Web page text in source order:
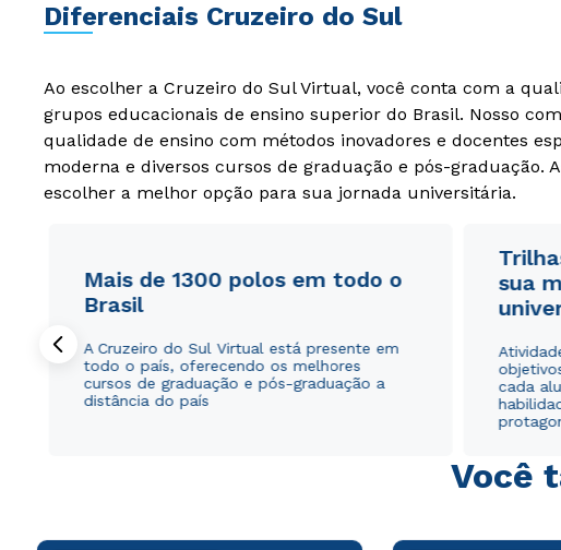
Diferenciais Cruzeiro do Sul
Ao escolher a Cruzeiro do Sul Virtual, você conta com a
grupos educacionais de ensino superior do Brasil. Nosso
qualidade de ensino com métodos inovadores e docentes
moderna e diversos cursos de graduação e pós-graduação.
escolher a melhor opção para sua jornada universitária.
Mais de 1300 polos em todo o
Brasil
A Cruzeiro do Sul Virtual está presente em
todo o país, oferecendo os melhores
cursos de graduação e pós-graduação a
distância do país
sua
cada
Você